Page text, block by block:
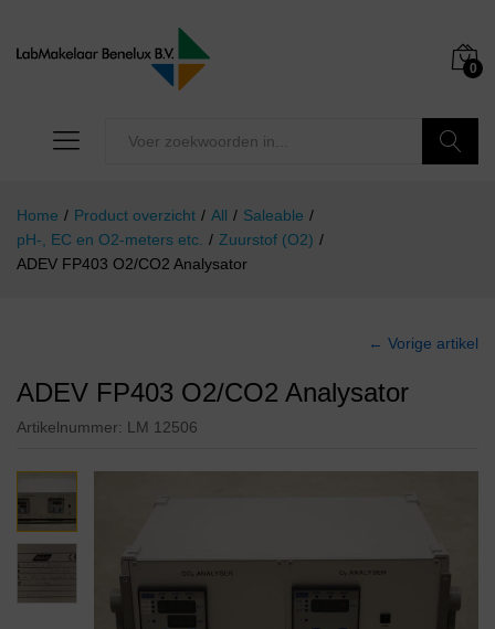
0
Home / Product overzicht / All / Saleable /
pH-, EC en O2-meters etc. / Zuurstof (O2) /
ADEV FP403 O2/CO2 Analysator
← Vorige artikel
ADEV FP403 O2/CO2 Analysator
Artikelnummer: LM 12506